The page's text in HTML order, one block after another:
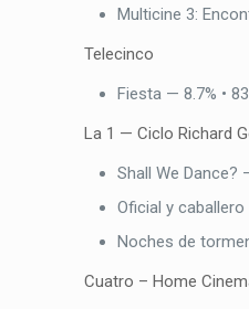
Multicine 3:
Telecinco
Fiesta — 8.7% •
La 1 — Ciclo Richard
Shall We Dance?
Oficial y caballero
Noches de
Cuatro – Home